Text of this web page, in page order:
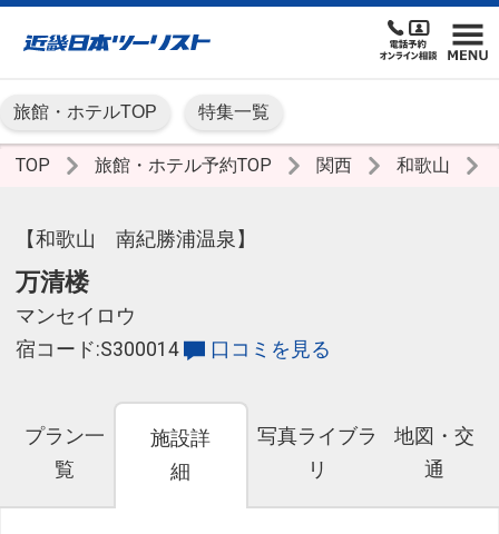
旅館・ホテルTOP 特集一覧
TOP 旅館・ホテル予約TOP 関西 和歌山
【和歌山 南紀勝浦温泉】
万清楼
マンセイロウ
宿コード:S300014
口コミを見る
プラン一
覧
施設詳
細
写真ライブラ
リ
地図・交
通